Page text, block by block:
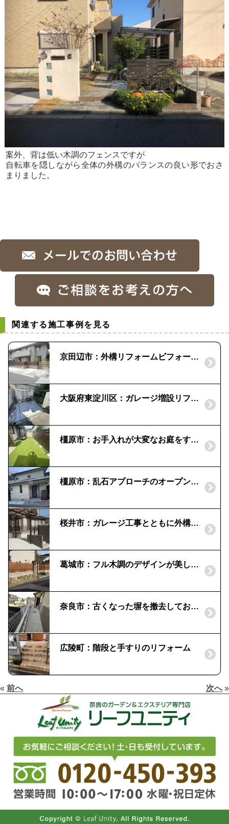
案外、背は低い木調のフェンスですが
自転車を隠しながら全体の外構のバランスの良い形でおさ
まりました。
関連する施工事例を見る
京田辺市：外構リフォームビフォーアフター｜使い勝手のいい外構へ
大阪府東淀川区：ガレージ増設リフォーム
橿原市：お手入れが大変なお庭をすっきり人工芝に
橿原市：乱石アプローチのオープン外構へ｜ルシアスウォール
桜井市：ガレージ工事とともに外構リフォームを
葛城市：フル木調のデザインが美しいフェンス
奈良市：古くなった塀を撤去してお悩み解決
広陵町：階段と手すりのリフォーム
« 前へ 次へ»